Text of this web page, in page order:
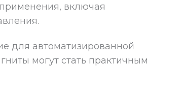
включая
для автоматизированной
могут стать практичным